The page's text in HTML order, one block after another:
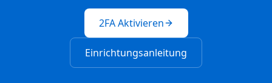
2FA Aktivieren
Einrichtungsanleitung